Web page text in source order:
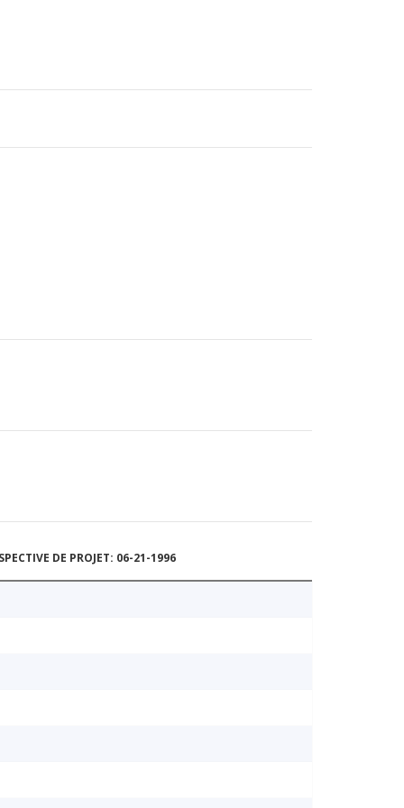
DE PROJET: 06-21-1996